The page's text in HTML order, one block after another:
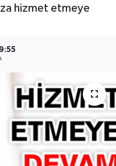
hizmet etmeye